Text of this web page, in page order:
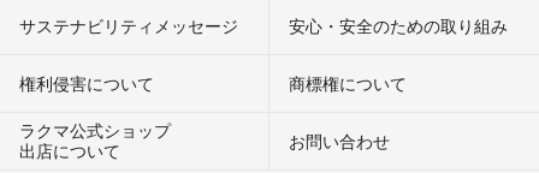
サステナビリティメッセージ 安心・安全のための取り組み
権利侵害について
商標権について
ラクマ公式ショップ
出店について
お問い合わせ